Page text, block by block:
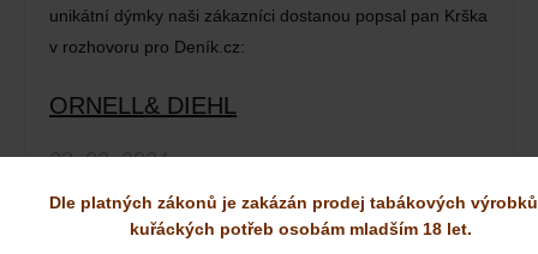
unikátní dýmky naši zákazníci dostanou popsal pan Krška
v rozhovoru pro Deník.cz:
ORNELL& DIEHL
23. 03. 2024
Dle platných zákonů je zakázán prodej tabákových
kuřáckých potřeb osobám mladším 18 let.